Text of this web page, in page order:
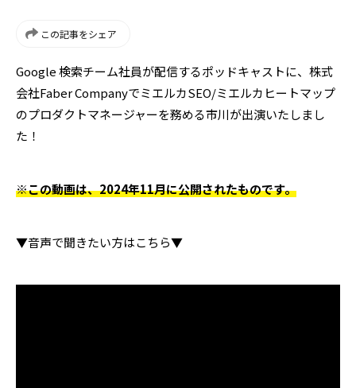
この記事をシェア
Google 検索チーム社員が配信するポッドキャストに、株式
会社Faber CompanyでミエルカSEO/ミエルカヒートマップ
のプロダクトマネージャーを務める市川が出演いたしまし
た！
※この動画は、2024年11月に公開されたものです。
▼音声で聞きたい方はこちら▼